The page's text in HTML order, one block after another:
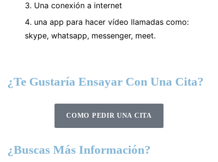
Una conexión a internet
una app para hacer vídeo llamadas como:
skype, whatsapp, messenger, meet.
¿Te Gustaría Ensayar Con Una Cita?
COMO PEDIR UNA CITA
¿Buscas Más Información?